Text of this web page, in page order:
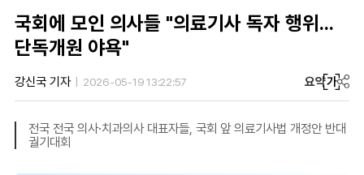
국회에 모인 의사들 "의료기사 독자 행위...
단독개원 야욕"
강신국 기자 2026-05-19 13:22:57 요약가
전국 전국 의사·치과의사 대표자들, 국회 앞 의료기사법 개정안 반대
궐기대회